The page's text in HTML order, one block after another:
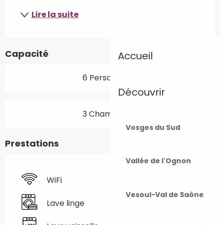
Accueil
Découvrir
Vosges du Sud
Vallée de l'Ognon
Vesoul-Val de Saône
Lire la suite
Capacité
6 Personne(s)
3 Chambre(s)
Prestations
WiFi
Lave linge